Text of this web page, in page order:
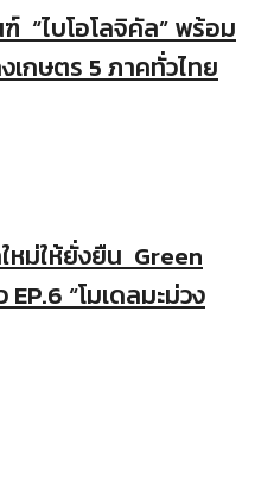
“ไบโอโลจิคัล” พร้อม
กษตร 5 ภาคทั่วไทย
หม่ให้ยั่งยืน Green
“โมเดลมะม่วง